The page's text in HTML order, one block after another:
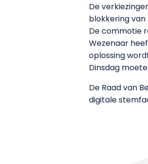
De
blokkering
De commotie
Wezenaar
oplossing
Dinsdag
De Raad van
digitale